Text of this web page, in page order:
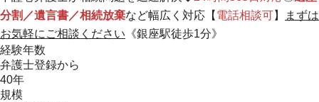
分割／遺言書／相続放棄など幅広く対応【 電話相談可】
まずは
お気軽にご相談ください 《銀座駅徒歩1分》
経験年数
弁護士登録から
40年
規模